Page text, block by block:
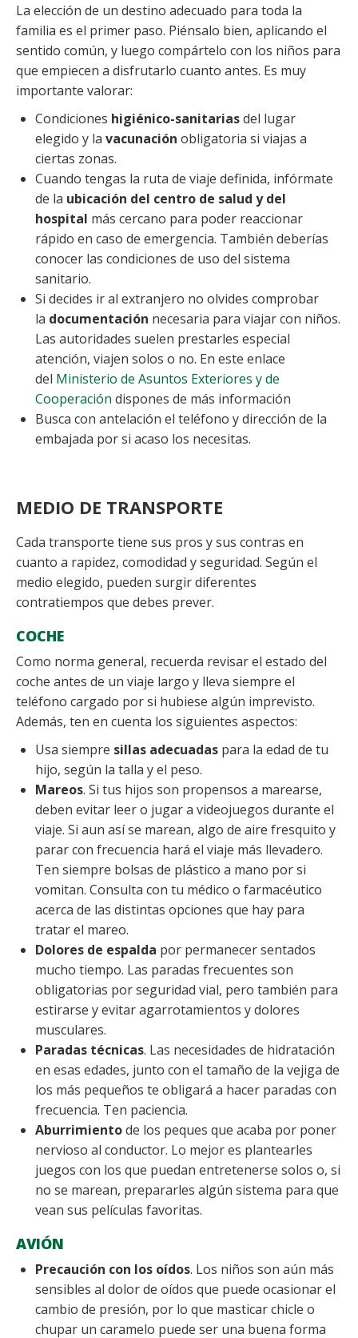
La elección de un destino adecuado para toda la
familia es el primer paso. Piénsalo bien, aplicando el
sentido común, y luego compártelo con los niños para
que empiecen a disfrutarlo cuanto antes. Es muy
importante valorar:
Condiciones higiénico-sanitariasdel lugar
elegido y la vacunación obligatoria si viajas a
ciertas zonas.
Cuando tengas la ruta de viaje definida, infórmate
de la ubicación del centro de salud y del
hospital más cercano para poder reaccionar
rápido en caso de emergencia. También deberías
conocer las condiciones de uso del sistema
sanitario.
Si decides ir al extranjero no olvides comprobar
la documentación necesaria para viajar con niños.
Las autoridades suelen prestarles especial
atención, viajen solos o no. En este enlace
del Ministerio de Asuntos Exteriores y de
Cooperación dispones de más información
Busca con antelación el teléfono y dirección de la
embajada por si acaso los necesitas.
MEDIO DE TRANSPORTE
Cada transporte tiene sus pros y sus contras en
cuanto a rapidez, comodidad y seguridad. Según el
medio elegido, pueden surgir diferentes
contratiempos que debes prever.
COCHE
Como norma general, recuerda revisar el estado del
coche antes de un viaje largo y lleva siempre el
teléfono cargado por si hubiese algún imprevisto.
Además, ten en cuenta los siguientes aspectos:
Usa siempre sillas adecuadas para la edad de tu
hijo, según la talla y el peso.
Mareos. Si tus hijos son propensos a marearse,
deben evitar leer o jugar a videojuegos durante el
viaje. Si aun así se marean, algo de aire fresquito y
parar con frecuencia hará el viaje más llevadero.
Ten siempre bolsas de plástico a mano por si
vomitan. Consulta con tu médico o farmacéutico
acerca de las distintas opciones que hay para
tratar el mareo.
Dolores de espalda por permanecer sentados
mucho tiempo. Las paradas frecuentes son
obligatorias por seguridad vial, pero también para
estirarse y evitar agarrotamientos y dolores
musculares.
Paradas técnicas. Las necesidades de hidratación
en esas edades, junto con el tamaño de la vejiga de
los más pequeños te obligará a hacer paradas con
frecuencia. Ten paciencia.
Aburrimientode los peques que acaba por poner
nervioso al conductor. Lo mejor es plantearles
juegos con los que puedan entretenerse solos o, si
no se marean, prepararles algún sistema para que
vean sus películas favoritas.
AVIÓN
Precaución con los oídos. Los niños son aún más
sensibles al dolor de oídos que puede ocasionar el
cambio de presión, por lo que masticar chicle o
chupar un caramelo puede ser una buena forma